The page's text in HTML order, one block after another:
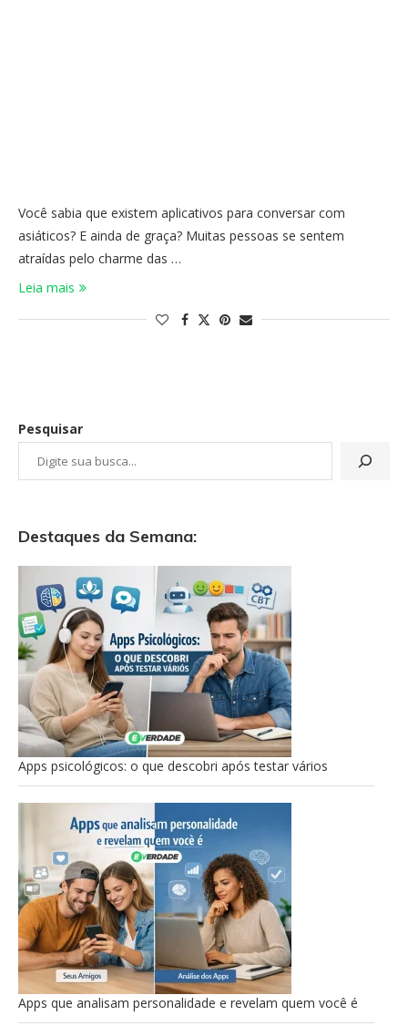
Você sabia que existem aplicativos para conversar com
asiáticos? E ainda de graça? Muitas pessoas se sentem
atraídas pelo charme das …
Leia mais
Pesquisar
Destaques da Semana:
Apps psicológicos: o que descobri após testar vários
Apps que analisam personalidade e revelam quem você é